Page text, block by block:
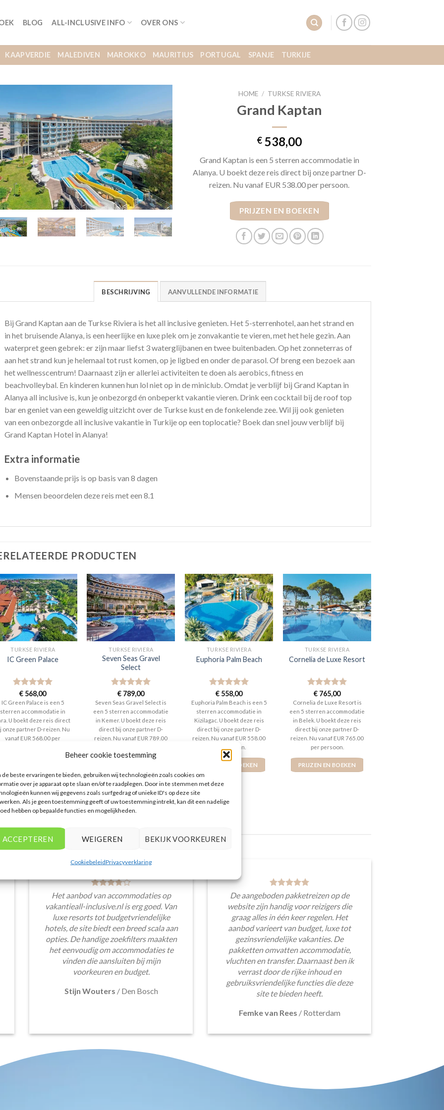
Beheer cookie toestemming
de beste ervaringen te bieden, gebruiken wij technologieën zoals cookies om
over je apparaat op te slaan en/of te raadplegen. Door in te stemmen met deze
kunnen wij gegevens zoals surfgedrag of unieke ID's op deze site
Als je geen toestemming geeft of uw toestemming intrekt, kan dit een nadelige
hebben op bepaalde functies en mogelijkheden.
ACCEPTEREN WEIGEREN BEKIJK VOORKEUREN
CookiebeleidPrivacyverklaring
BLOG ALL-INCLUSIVE INFO OVER ONS
KAAPVERDIE MALEDIVEN MAROKKO MAURITIUS PORTUGAL SPANJE TURKIJE
HOME / TURKSE RIVIERA
Grand Kaptan
€ 538,00
Grand Kaptan is een 5 sterren accommodatie in
Alanya. U boekt deze reis direct bij onze partner D-
reizen. Nu vanaf EUR 538.00 per persoon.
PRIJZEN EN BOEKEN
BESCHRIJVING AANVULLENDE INFORMATIE
Bij Grand Kaptan aan de Turkse Riviera is het all inclusive genieten. Het 5-sterrenhotel, aan het strand en
in het bruisende Alanya, is een heerlijke en luxe plek om je zonvakantie te vieren, met het hele gezin. Aan
waterpret geen gebrek: er zijn maar liefst 3 waterglijbanen en twee buitenbaden. Op het zonneterras of
aan het strand kun je helemaal tot rust komen, op je ligbed en onder de parasol. Of breng een bezoek aan
het wellnesscentrum! Daarnaast zijn er allerlei activiteiten te doen als aerobics, fitness en
beachvolleybal. En kinderen kunnen hun lol niet op in de miniclub. Omdat je verblijf bij Grand Kaptan in
Alanya all inclusive is, kun je onbezorgd én onbeperkt vakantie vieren. Drink een cocktail bij de roof top
bar en geniet van een geweldig uitzicht over de Turkse kust en de fonkelende zee. Wil jij ook genieten
van een onbezorgde all inclusive vakantie in Turkije op een toplocatie? Boek dan snel jouw verblijf bij
Grand Kaptan Hotel in Alanya!
Extra informatie
Bovenstaande prijs is op basis van 8 dagen
Mensen beoordelen deze reis met een 8.1
PRODUCTEN
TURKSE RIVIERA
IC Green Palace
Gewaardeerd
5uit 5
€ 568,00
IC Green Palace is een 5
sterren accommodatie in
U boekt deze reis direct
onze partner D-reizen. Nu
vanaf EUR 568.00 per
TURKSE RIVIERA
Seven Seas Gravel
Select
Gewaardeerd
5uit 5
€ 789,00
Seven Seas Gravel Select is
een 5 sterren accommodatie
in Kemer. U boekt deze reis
direct bij onze partner D-
reizen. Nu vanaf EUR 789.00
TURKSE RIVIERA
Euphoria Palm Beach
Gewaardeerd
5uit 5
€ 558,00
Euphoria Palm Beach is een 5
sterren accommodatie in
Kizilagac. U boekt deze reis
direct bij onze partner D-
reizen. Nu vanaf EUR 558.00
per persoon.
PRIJZEN EN BOEKEN
TURKSE RIVIERA
Cornelia de Luxe Resort
Gewaardeerd
5uit 5
€ 765,00
Cornelia de Luxe Resort is
een 5 sterren accommodatie
in Belek. U boekt deze reis
direct bij onze partner D-
reizen. Nu vanaf EUR 765.00
per persoon.
PRIJZEN EN BOEKEN
WAT ZE OVER ONS ZEGGEN
Het aanbod van accommodaties op
vakantieall-inclusive.nl is erg goed. Van
luxe resorts tot budgetvriendelijke
hotels, de site biedt een breed scala aan
opties. De handige zoekfilters maakten
het eenvoudig om accommodaties te
vinden die aansluiten bij mijn
voorkeuren en budget.
Stijn Wouters / Den Bosch
De aangeboden pakketreizen op de
website zijn handig voor reizigers die
graag alles in één keer regelen. Het
aanbod varieert van budget, luxe tot
gezinsvriendelijke vakanties. De
pakketten omvatten accommodatie,
vluchten en transfer. Daarnaast ben ik
verrast door de rijke inhoud en
gebruiksvriendelijke functies die deze
site te bieden heeft.
Femke van Rees / Rotterdam